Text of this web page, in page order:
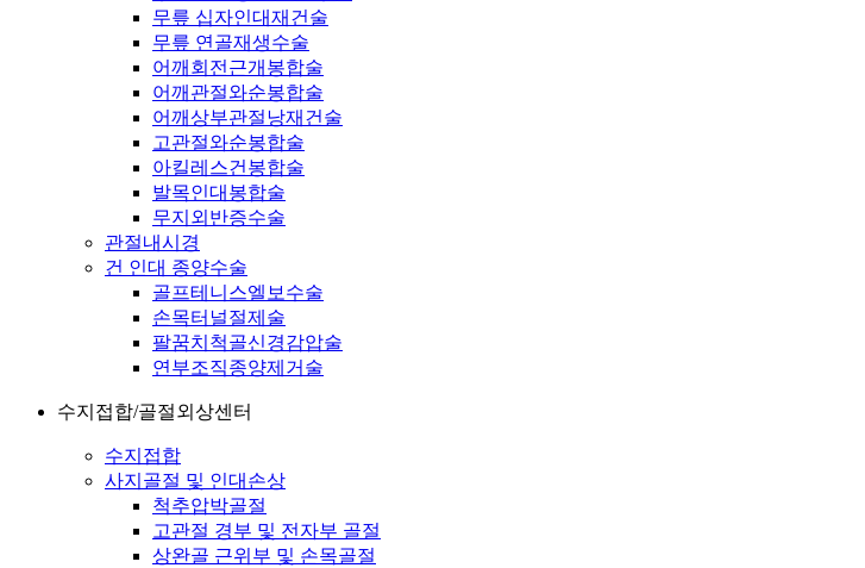
무릎 십자인대재건술
무릎 연골재생수술
어깨회전근개봉합술
어깨관절와순봉합술
어깨상부관절낭재건술
고관절와순봉합술
아킬레스건봉합술
발목인대봉합술
무지외반증수술
관절내시경
건 인대 종양수술
골프테니스엘보수술
손목터널절제술
팔꿈치척골신경감압술
연부조직종양제거술
수지접합/골절외상센터
수지접합
사지골절 및 인대손상
척추압박골절
고관절 경부 및 전자부 골절
상완골 근위부 및 손목골절